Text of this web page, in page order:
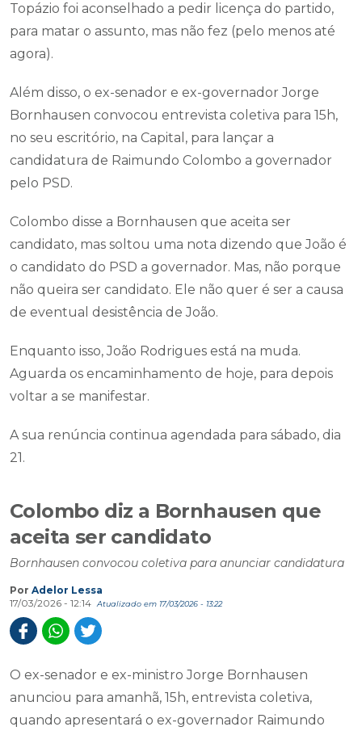
Topázio foi aconselhado a pedir licença do partido,
para matar o assunto, mas não fez (pelo menos até
agora).
Além disso, o ex-senador e ex-governador Jorge
Bornhausen convocou entrevista coletiva para 15h,
no seu escritório, na Capital, para lançar a
candidatura de Raimundo Colombo a governador
pelo PSD.
Colombo disse a Bornhausen que aceita ser
candidato, mas soltou uma nota dizendo que João é
o candidato do PSD a governador. Mas, não porque
não queira ser candidato. Ele não quer é ser a causa
de eventual desistência de João.
Enquanto isso, João Rodrigues está na muda.
Aguarda os encaminhamento de hoje, para depois
voltar a se manifestar.
A sua renúncia continua agendada para sábado, dia
21.
Colombo diz a Bornhausen que
aceita ser candidato
Bornhausen convocou coletiva para anunciar candidatura
Por Adelor Lessa
17/03/2026 - 12:14
Atualizado em 17/03/2026 - 13:22
O ex-senador e ex-ministro Jorge Bornhausen
anunciou para amanhã, 15h, entrevista coletiva,
quando apresentará o ex-governador Raimundo